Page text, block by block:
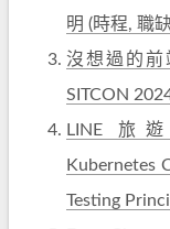
明 (時程, 職
沒想過的前
SITCON
LINE 旅
Kubernetes
Testing